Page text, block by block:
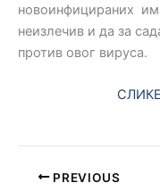
новоинфицираних
неизлечив и да за
против овог вируса.
PREVIOUS